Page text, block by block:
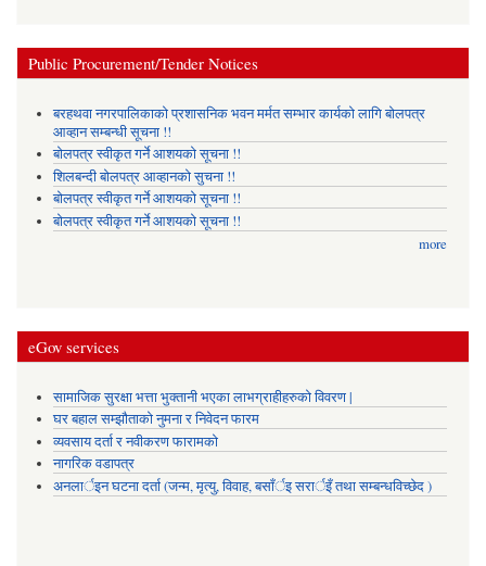
Public Procurement/Tender Notices
बरहथवा नगरपालिकाको प्रशासनिक भवन मर्मत सम्भार कार्यको लागि बोलपत्र
आव्हान सम्बन्धी सूचना !!
बोलपत्र स्वीकृत गर्ने आशयको सूचना !!
शिलबन्दी बोलपत्र आव्हानको सुचना !!
बोलपत्र स्वीकृत गर्ने आशयको सूचना !!
बोलपत्र स्वीकृत गर्ने आशयको सूचना !!
more
eGov services
सामाजिक सुरक्षा भत्ता भुक्तानी भएका लाभग्राहीहरुको विवरण |
घर बहाल सम्झौताको नुमना र निवेदन फारम
व्यवसाय दर्ता र नवीकरण फारामको
नागरिक वडापत्र
अनलार्इन घटना दर्ता (जन्म, मृत्यु, विवाह, बसाँर्इ सरार्इँ तथा सम्बन्धविच्छेद )